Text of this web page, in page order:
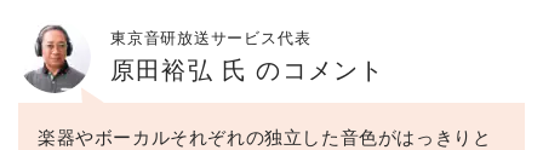
東京音研放送サービス代表
原田裕弘 氏 のコメント
楽器やボーカルそれぞれの独立した音色がはっきりと